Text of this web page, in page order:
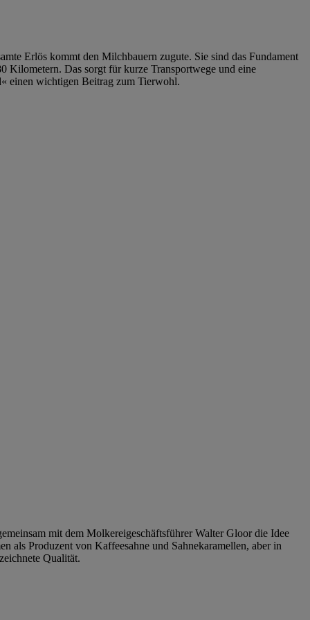
Erlös kommt den Milchbauern zugute. Sie sind das Fundament
Kilometern. Das sorgt für kurze Transportwege und eine
einen wichtigen Beitrag zum Tierwohl.
mit dem Molkereigeschäftsführer Walter Gloor die Idee
als Produzent von Kaffeesahne und Sahnekaramellen, aber in
Qualität.